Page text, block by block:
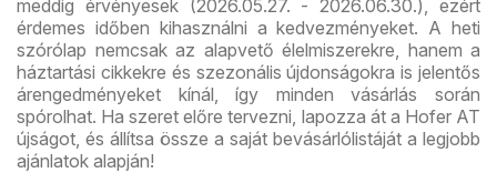
meddig érvényesek (2026.05.27. - 2026.06.30.), ezért
érdemes időben kihasználni a kedvezményeket. A heti
szórólap nemcsak az alapvető élelmiszerekre, hanem a
háztartási cikkekre és szezonális újdonságokra is jelentős
árengedményeket kínál, így minden vásárlás során
spórolhat. Ha szeret előre tervezni, lapozza át a Hofer AT
újságot, és állítsa össze a saját bevásárlólistáját a legjobb
ajánlatok alapján!